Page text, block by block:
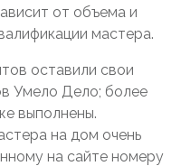
от объема и
мастера.
оставили свои
Умело Дело; более
выполнены.
на дом очень
на сайте номеру